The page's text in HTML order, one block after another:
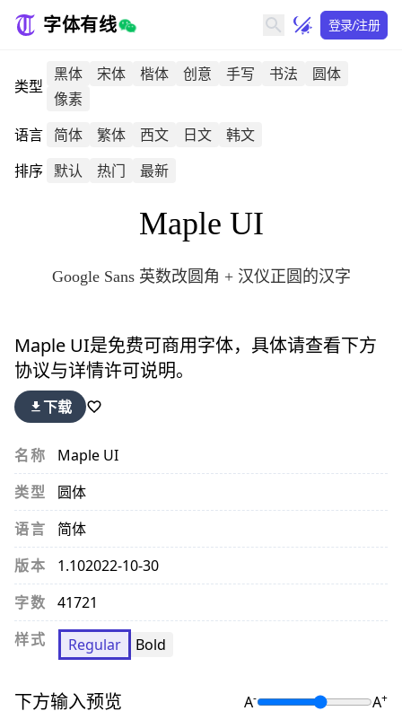
字体有线 登录/注册
类型
黑体 宋体 楷体 创意 手写 书法
圆体
像素
语言 简体 繁体 西文 日文
韩文
排序 默认 热门 最新
Maple UI
Google Sans 英数改圆角 + 汉仪正圆的汉字
Maple UI是免费可商用字体，具体请查看下方
协议与详情许可说明。
下载
名称
Maple UI
类型
圆体
语言
简体
版本
1.102022-10-30
字数
41721
样式
Regular Bold
下方输入预览 A- A+